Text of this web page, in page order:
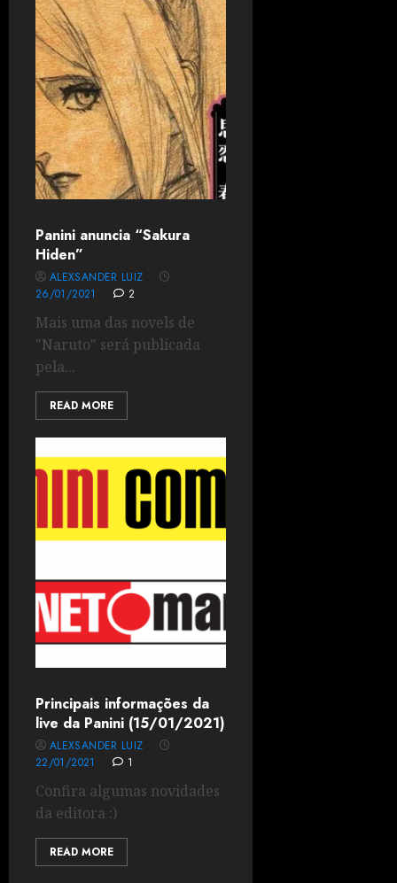
Panini anuncia “Sakura
Hiden”
ALEXSANDER LUIZ
26/01/2021
2
Mais uma das novels de
"Naruto" será publicada
pela...
READ MORE
Principais informações da
live da Panini (15/01/2021)
ALEXSANDER LUIZ
22/01/2021
1
Confira algumas novidades
da editora :)
READ MORE